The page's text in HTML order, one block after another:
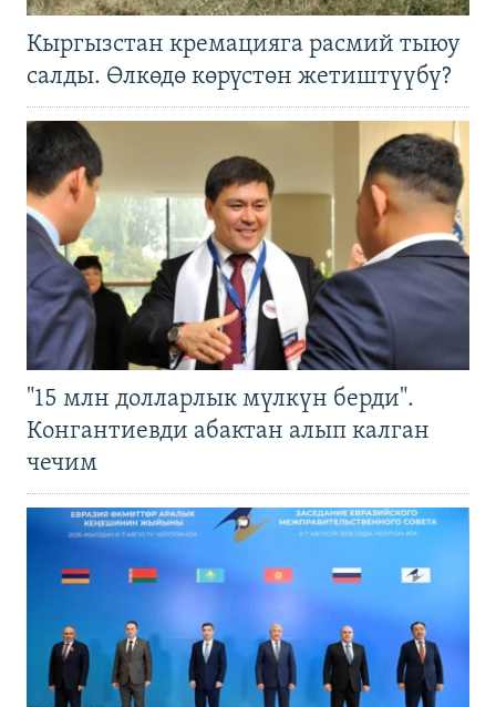
Кыргызстан кремацияга расмий тыюу
салды. Өлкөдө көрүстөн жетиштүүбү?
"15 млн долларлык мүлкүн берди".
Конгантиевди абактан алып калган
чечим